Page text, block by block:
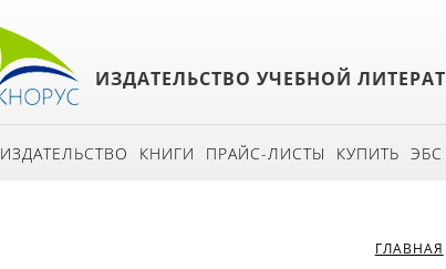
ИЗДАТЕЛЬСТВО УЧЕБНОЙ
ИЗДАТЕЛЬСТВО КНИГИ ПРАЙС-ЛИСТЫ КУПИТЬ ЭБС
ГЛАВНАЯ